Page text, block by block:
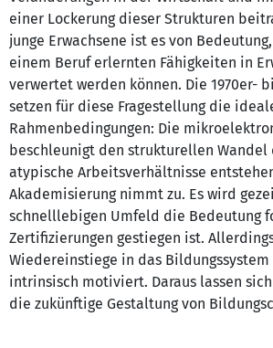
einer Lockerung dieser Strukturen
junge Erwachsene ist es von
einem Beruf erlernten Fähigkeiten in
verwertet werden können. Die 1970er-
setzen für diese Fragestellung die
Rahmenbedingungen: Die
beschleunigt den strukturellen Wandel
atypische Arbeitsverhältnisse
Akademisierung nimmt zu. Es wird
schnelllebigen Umfeld die Bedeutung
Zertifizierungen gestiegen ist.
Wiedereinstiege in das Bildungssystem
intrinsisch motiviert. Daraus lassen
die zukünftige Gestaltung von